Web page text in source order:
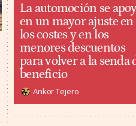
La automoción se
en un mayor ajuste en
los costes y en los
menores descuentos
para volver a la senda
beneficio
Ankor Tejero